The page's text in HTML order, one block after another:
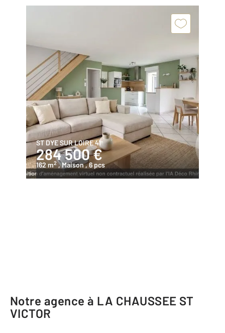
ST DYE SUR LOIRE 41
284 500 €
162 m2 , Maison, 6 pcs
Notre agence à LA CHAUSSEE ST
VICTOR